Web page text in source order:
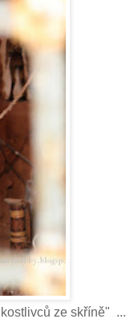
ze skříně" ...